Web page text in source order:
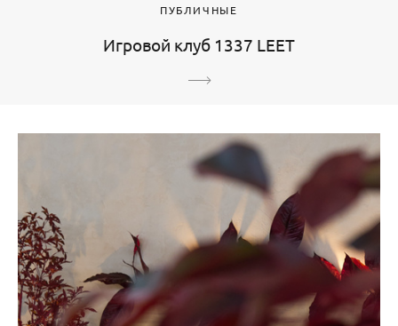
ПУБЛИЧНЫЕ
Игровой клуб 1337 LEET